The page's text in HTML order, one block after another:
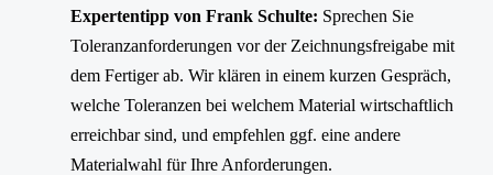
Expertentipp von Frank Schulte: Sprechen Sie
Toleranzanforderungen vor der Zeichnungsfreigabe mit
dem Fertiger ab. Wir klären in einem kurzen Gespräch,
welche Toleranzen bei welchem Material wirtschaftlich
erreichbar sind, und empfehlen ggf. eine andere
Materialwahl für Ihre Anforderungen.